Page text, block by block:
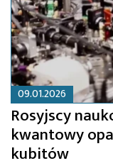
09.01.2026
Rosyjscy
kwantowy
kubitów